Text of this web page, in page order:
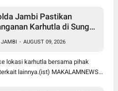
Jambi Pastikan
Karhutla di Sungai
dan BPBD Diperkuat
JAMBI - AUGUST 09, 2026
lokasi karhutla bersama pihak
lainnya.(ist) MAKALAMNEWS...